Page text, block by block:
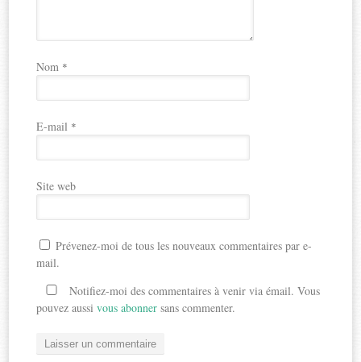
Nom *
E-mail *
Site web
Prévenez-moi de tous les nouveaux commentaires par e-
mail.
Notifiez-moi des commentaires à venir via émail. Vous
pouvez aussivous abonner sans commenter.